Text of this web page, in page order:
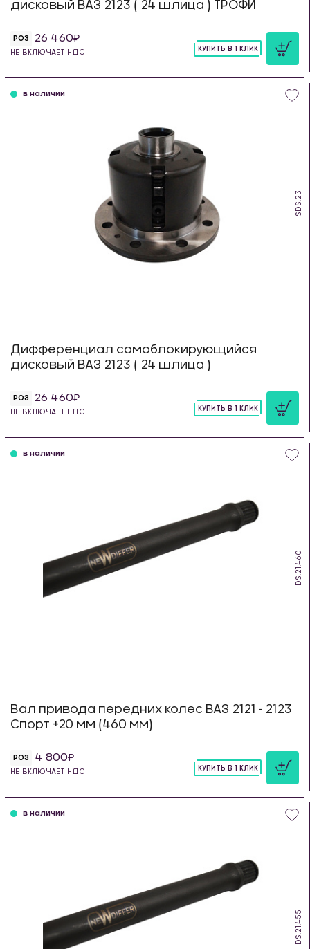
дисковый ВАЗ 2123 ( 24 шлица ) ТРОФИ
РОЗ 26 460
НЕ ВКЛЮЧАЕТ НДС
КУПИТЬ В 1 КЛИК
SDS.23
в наличии
Дифференциал самоблокирующийся
дисковый ВАЗ 2123 ( 24 шлица )
РОЗ 26 460
НЕ ВКЛЮЧАЕТ НДС
КУПИТЬ В 1 КЛИК
DS.21.460
в наличии
Вал привода передних колес ВАЗ 2121 - 2123
Спорт +20 мм (460 мм)
РОЗ 4 800
НЕ ВКЛЮЧАЕТ НДС
КУПИТЬ В 1 КЛИК
DS.21.455
в наличии